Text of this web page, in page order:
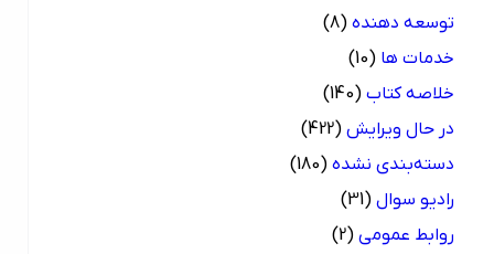
توسعه دهنده (8)
خدمات ها (10)
خلاصه کتاب (140)
در حال ویرایش (422)
دسته‌بندی نشده (180)
رادیو سوال (31)
روابط عمومی (2)